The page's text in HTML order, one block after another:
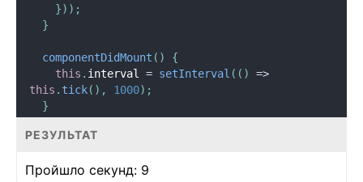
}) ) ;
}
componentDidMount ( )
{
this . interval = setInterval ( ( ) =>
this . tick( ) , 1000) ;
}
componentWillUnmount
}
РЕЗУЛЬТАТ
Пройшло секунд: 9